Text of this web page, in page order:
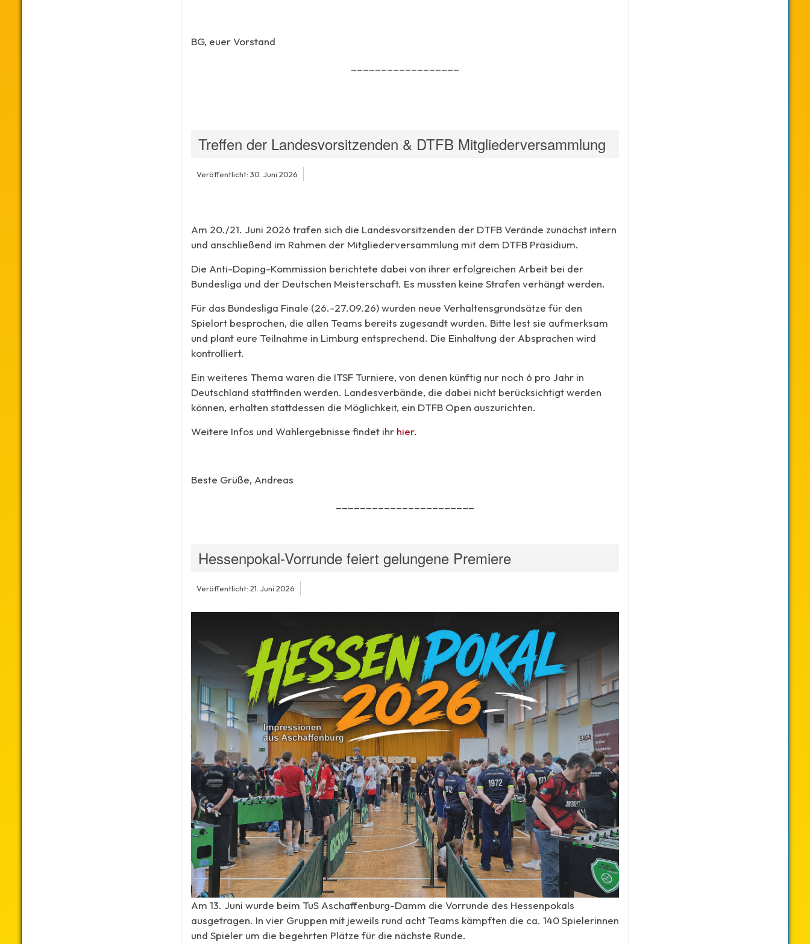
BG, euer Vorstand
Treffen der Landesvorsitzenden & DTFB Mitgliederversammlung
Veröffentlicht: 30. Juni 2026
Am 20./21. Juni 2026 trafen sich die Landesvorsitzenden der DTFB Verände zunächst intern
und anschließend im Rahmen der Mitgliederversammlung mit dem DTFB Präsidium.
Die Anti-Doping-Kommission berichtete dabei von ihrer erfolgreichen Arbeit bei der
Bundesliga und der Deutschen Meisterschaft. Es mussten keine Strafen verhängt werden.
Für das Bundesliga Finale (26.-27.09.26) wurden neue Verhaltensgrundsätze für den
Spielort besprochen, die allen Teams bereits zugesandt wurden. Bitte lest sie aufmerksam
und plant eure Teilnahme in Limburg entsprechend. Die Einhaltung der Absprachen wird
kontrolliert.
Ein weiteres Thema waren die ITSF Turniere, von denen künftig nur noch 6 pro Jahr in
Deutschland stattfinden werden. Landesverbände, die dabei nicht berücksichtigt werden
können, erhalten stattdessen die Möglichkeit, ein DTFB Open auszurichten.
Weitere Infos und Wahlergebnisse findet ihr hier.
Beste Grüße, Andreas
Hessenpokal-Vorrunde feiert gelungene Premiere
Veröffentlicht: 21. Juni 2026
Am 13. Juni wurde beim TuS Aschaffenburg-Damm die Vorrunde des Hessenpokals
ausgetragen. In vier Gruppen mit jeweils rund acht Teams kämpften die ca. 140 Spielerinnen
und Spieler um die begehrten Plätze für die nächste Runde.